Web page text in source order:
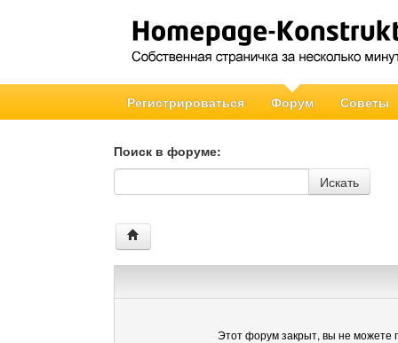
Регистрироваться Форум Советы
Поиск в форуме:
Поиск в форуме
Искать
Этот форум закрыт, вы не можете